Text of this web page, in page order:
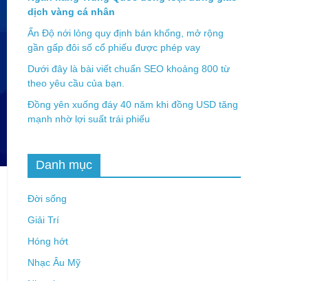
dịch vàng cá nhân
Ấn Độ nới lỏng quy định bán khống, mở rộng
gần gấp đôi số cổ phiếu được phép vay
Dưới đây là bài viết chuẩn SEO khoảng 800 từ
theo yêu cầu của bạn.
Đồng yên xuống đáy 40 năm khi đồng USD tăng
mạnh nhờ lợi suất trái phiếu
Danh mục
Đời sống
Giải Trí
Hóng hớt
Nhạc Âu Mỹ